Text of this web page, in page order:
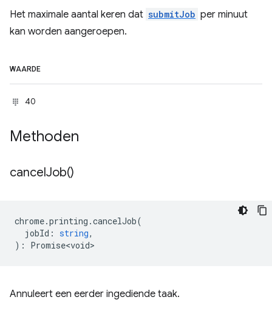
Het maximale aantal keren dat submitJob per minuut
kan worden aangeroepen.
WAARDE
40
Methoden
cancelJob()
chrome.printing .cancelJob(
jobId : string,
) : Promise<void>
Annuleert een eerder ingediende taak.